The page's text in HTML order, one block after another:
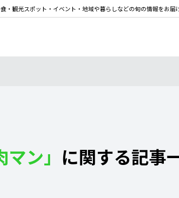
・観光スポット・イベント・地域や暮らしなどの旬の情報をお届
マン」 に関する記事